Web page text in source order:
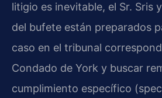
litigio es inevitable, el Sr. Sris
del bufete están preparados
caso en el tribunal
Condado de York y buscar
cumplimiento específico